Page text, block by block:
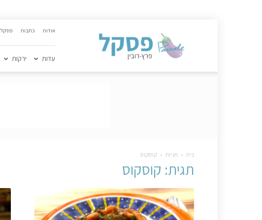
הקולינרי
פסקל
אודות כתבות פסקל TV
עדות ירקות
בית תגיות קוסקוס
תגית: קוסקוס